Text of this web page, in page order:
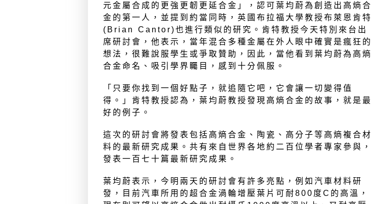
元金屬合成的更強更韌更延合金」，認可葉均蔚為創造出高熵合
金的第一人，並提到約當同時，英國布拉福大學教授布萊恩肯特
(Brian Cantor)也進行類似的研究。肯特教授今天特別來台出
席研討會，他表示，當年混合多種金屬在外人眼中確實是瘋狂的
想法，很難說服學生或爭取贊助，因此，當他看到葉均蔚為高熵
合金命名、吸引學界矚目，感到十分佩服。
「只要你找到一個好點子，就追隨它吧，它會讓一切變得值
得。」肯特教授認為，葉均蔚教授發現高熵合金的故事，就是最
好的例子。
這次的研討會將發表包括高熵合金、陶瓷、高分子等高熵複合材
料的最新研究成果。共有來自世界各地約二百位學者專家參與，
發表一百七十篇最新研究成果。
葉均蔚表示，今明兩天的研討會有許多亮點，例如汽車材料研
發，目前汽車所用的超合金渦輪增壓葉片可耐800度C的高溫，